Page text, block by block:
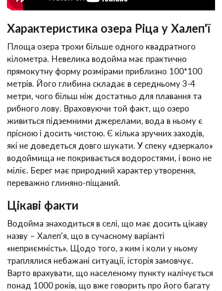
Характеристика озера Ріца у Халеп'ї
Площа озера трохи більше одного квадратного
кілометра. Невелика водойма має практично
прямокутну форму розмірами приблизно 100*100
метрів. Його глибина складає в середньому 3-4
метри, чого більш ніж достатньо для плавання та
рибного лову. Враховуючи той факт, що озеро
живиться підземними джерелами, вода в ньому є
прісною і досить чистою. Є кілька зручних заходів,
які не доведеться довго шукати. У спеку «дзеркало»
водоймища не покривається водоростями, і воно не
міліє. Берег має природний характер утворення,
переважно глиняно-піщаний.
Цікаві факти
Водойма знаходиться в селі, що має досить цікаву
назву – Халеп'я, що в сучасному варіанті
«неприємність». Щодо того, з ким і коли у ньому
траплялися небажані ситуації, історія замовчує.
Варто врахувати, що населеному пункту налічується
понад 1000 років, що вже говорить про його багату